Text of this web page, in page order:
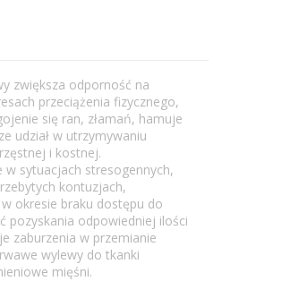
zwiększa odporność na
przeciążenia fizycznego,
się ran, złamań, hamuje
udział w utrzymywaniu
i kostnej.
sytuacjach stresogennych,
kontuzjach,
okresie braku dostępu do
pozyskania odpowiedniej ilości
zaburzenia w przemianie
wylewy do tkanki
mięśni.